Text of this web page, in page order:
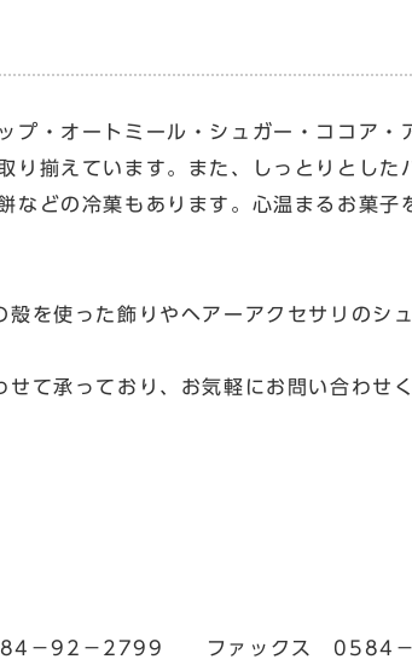
プ・オートミール・シュガー・ココア・
り揃えています。また、しっとりとした
などの冷菓もあります。心温まるお菓
殻を使った飾りやヘアーアクセサリのシ
せて承っており、お気軽にお問い合わせく
－92－2799 ファックス 0584